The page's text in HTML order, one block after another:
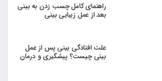
راهنمای کامل چسب زدن به بینی
بعد از عمل زیبایی بینی
علت افتادگی بینی پس از عمل
بینی چیست؟ پیشگیری و درمان